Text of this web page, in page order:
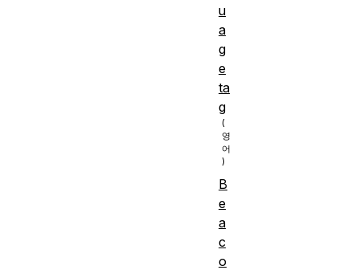
u
a
g
e
ta
g
B
e
a
c
o